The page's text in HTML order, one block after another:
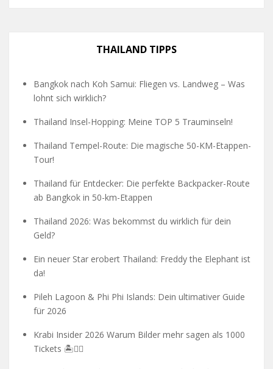
THAILAND TIPPS
Bangkok nach Koh Samui: Fliegen vs. Landweg – Was
lohnt sich wirklich?
Thailand Insel-Hopping: Meine TOP 5 Trauminseln!
Thailand Tempel-Route: Die magische 50-KM-Etappen-
Tour!
Thailand für Entdecker: Die perfekte Backpacker-Route
ab Bangkok in 50-km-Etappen
Thailand 2026: Was bekommst du wirklich für dein
Geld?
Ein neuer Star erobert Thailand: Freddy the Elephant ist
da!
Pileh Lagoon & Phi Phi Islands: Dein ultimativer Guide
für 2026
Krabi Insider 2026 Warum Bilder mehr sagen als 1000
Tickets 🏝️🧗‍♂️